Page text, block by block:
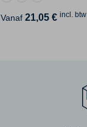
Vanaf21,05 € incl. btw